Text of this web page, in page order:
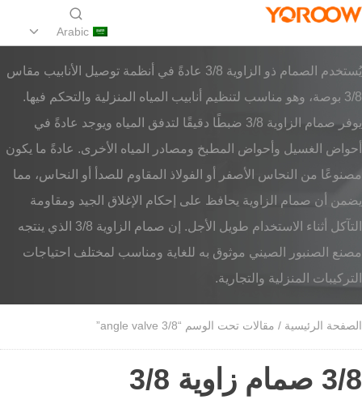
Arabic
يُستخدم الصمام ذو الزاوية 3/8 عادةً في أنظمة توصيل الأنابيب مقاس
3/8 بوصة، وهو مناسب لتنظيم أنابيب المياه المنزلية والتحكم فيها.
يوفر صمام الزاوية 3/8 ضبطًا دقيقًا لتدفق المياه ويوجد عادةً في
أحواض الغسيل وأحواض المطبخ ومصادر المياه الأخرى. عادةً ما يكون
مصنوعًا من النحاس الأصفر أو الفولاذ المقاوم للصدأ أو النحاس، مما
يضمن أن صمام الزاوية يحافظ على إحكام الإغلاق الجيد ومقاومة
التآكل أثناء الاستخدام طويل الأجل. إن صمام الزاوية 3/8 الذي ينتجه
مصنع الصنبور الصيني موثوق به للغاية ومناسب لمختلف احتياجات
التركيبات المنزلية والتجارية.
الصفحة الرئيسية / مقالات تحت الوسم “3/8 angle valve”
3/8 صمام زاوية 3/8